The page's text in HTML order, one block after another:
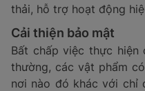
thải, hỗ trợ hoạt động
Cải thiện bảo mật
Bất chấp việc thực
thường, các vật phẩm
nơi nào đó khác với chỉ